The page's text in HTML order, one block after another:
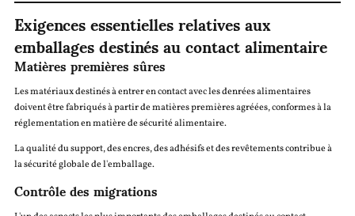
Exigences essentielles relatives aux
emballages destinés au contact alimentaire
Matières premières sûres
Les matériaux destinés à entrer en contact avec les denrées alimentaires
doivent être fabriqués à partir de matières premières agréées, conformes à la
réglementation en matière de sécurité alimentaire.
La qualité du support, des encres, des adhésifs et des revêtements contribue à
la sécurité globale de l'emballage.
Contrôle des migrations